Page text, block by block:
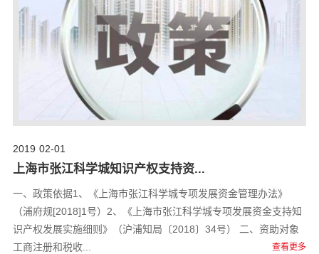
02-01
2019
上海市张江科学城知识产权支持资...
一、政策依据1、《上海市张江科学城专项发展资金管理办法》
（浦府规[2018]1号）2、《上海市张江科学城专项发展资金支持知
识产权发展实施细则》（沪浦知局〔2018〕34号） 二、资助对象
工商注册和税收...
查看更多